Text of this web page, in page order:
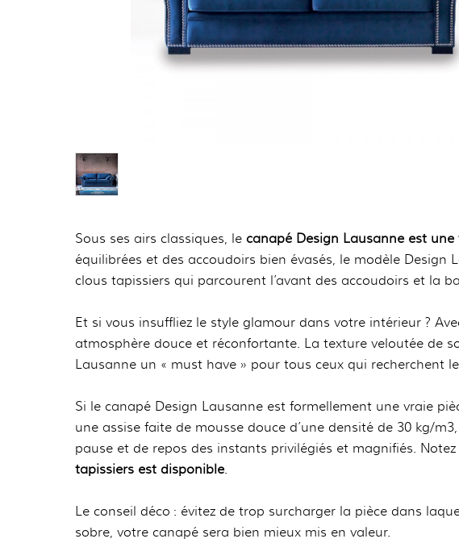
Sous ses airs classiques, le canapé Design Lausanne est
équilibrées et des accoudoirs bien évasés, le modèle
clous tapissiers qui parcourent l’avant des accoudoirs et la
Et si vous insuffliez le style glamour dans votre intérieur ?
atmosphère douce et réconfortante. La texture veloutée de
Lausanne un « must have » pour tous ceux qui recherchent
Si le canapé Design Lausanne est formellement une vraie
une assise faite de mousse douce d’une densité de 30 kg/
pause et de repos des instants privilégiés et magnifiés.
tapissiers est disponible.
Le conseil déco : évitez de trop surcharger la pièce dans
sobre, votre canapé sera bien mieux mis en valeur.